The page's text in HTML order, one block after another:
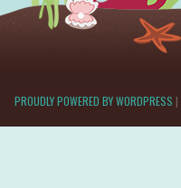
PROUDLY POWERED BY WORDPRESS |